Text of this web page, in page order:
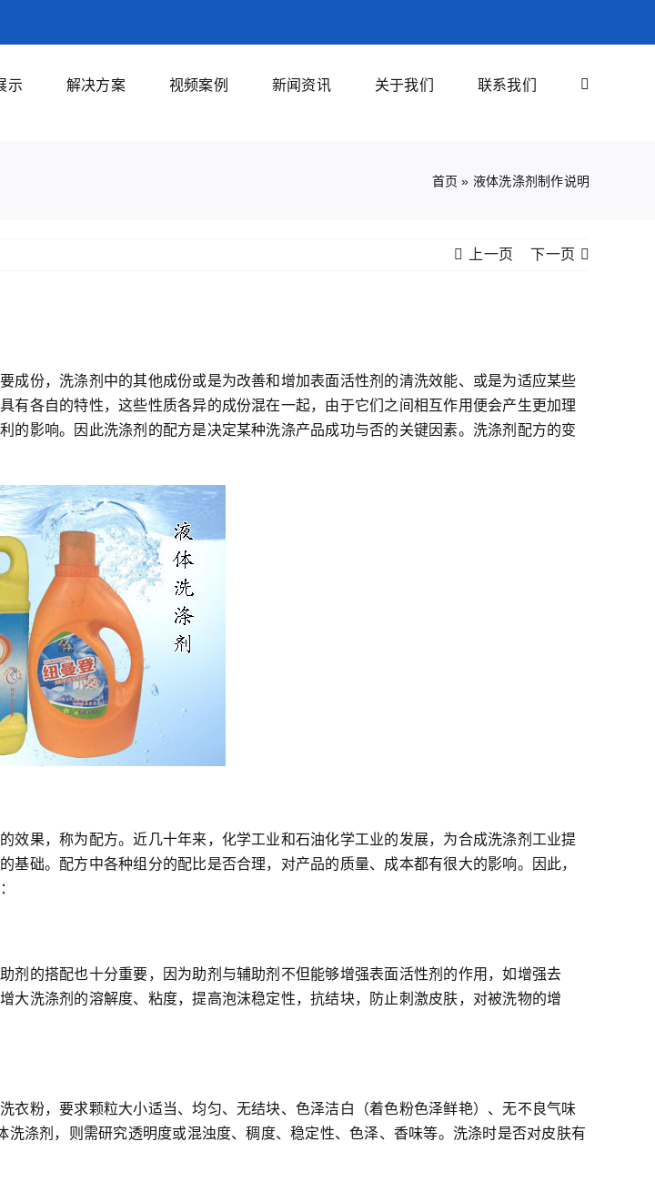
示 解决方案 视频案例 新闻资讯 关于我们 联系我们
首页 » 液体洗涤剂制作说明
上一页 下一页
份，洗涤剂中的其他成份或是为改善和增加表面活性剂的清洗效能、或是为适应某些
各自的特性，这些性质各异的成份混在一起，由于它们之间相互作用便会产生更加理
影响。因此洗涤剂的配方是决定某种洗涤产品成功与否的关键因素。洗涤剂配方的变
果，称为配方。近几十年来，化学工业和石油化学工业的发展，为合成洗涤剂工业提
础。配方中各种组分的配比是否合理，对产品的质量、成本都有很大的影响。因此，
的搭配也十分重要，因为助剂与辅助剂不但能够增强表面活性剂的作用，如增强去
洗涤剂的溶解度、粘度，提高泡沫稳定性，抗结块，防止刺激皮肤，对被洗物的增
衣粉，要求颗粒大小适当、均匀、无结块、色泽洁白（着色粉色泽鲜艳）、无不良气味
涤剂，则需研究透明度或混浊度、稠度、稳定性、色泽、香味等。洗涤时是否对皮肤有